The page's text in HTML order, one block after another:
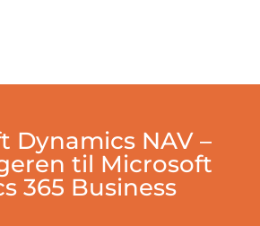
Dynamics NAV –
til Microsoft
365 Business